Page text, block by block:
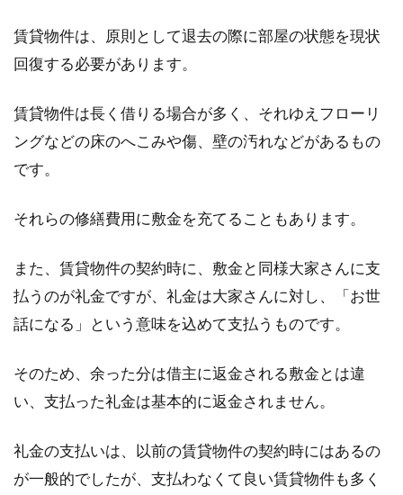
大家さんに挨拶に行くときお菓子な
すことになったら、「大家さんに挨拶に行くべ
相続登記申請で「委任状」と「印鑑
証明書」が必要な場合とは
不動産を相続する場合、登記手続きが必要にな
すが...
私道を通るには通行権が必要！車で
通行することもできない？
賃貸物件は、原則として退去の際に部屋の状態を現状
回復する必要があります。
賃貸物件は長く借りる場合が多く、それゆえフローリ
ングなどの床のへこみや傷、壁の汚れなどがあるもの
です。
それらの修繕費用に敷金を充てることもあります。
また、賃貸物件の契約時に、敷金と同様大家さんに支
払うのが礼金ですが、礼金は大家さんに対し、「お世
話になる」という意味を込めて支払うものです。
そのため、余った分は借主に返金される敷金とは違
い、支払った礼金は基本的に返金されません。
礼金の支払いは、以前の賃貸物件の契約時にはあるの
が一般的でしたが、支払わなくて良い賃貸物件も多く